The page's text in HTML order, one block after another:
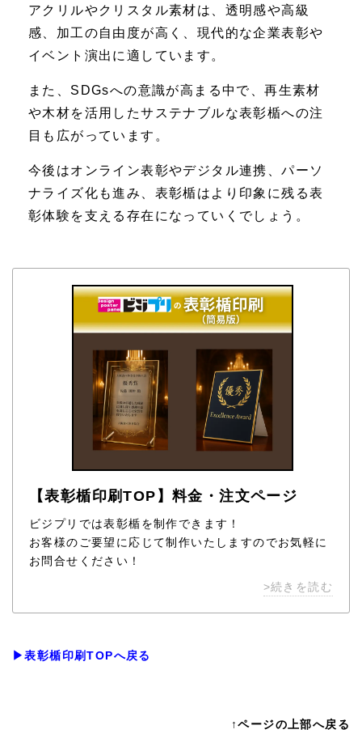
アクリルやクリスタル素材は、透明感や高級
感、加工の自由度が高く、現代的な企業表彰や
イベント演出に適しています。
また、SDGsへの意識が高まる中で、再生素材
や木材を活用したサステナブルな表彰楯への注
目も広がっています。
今後はオンライン表彰やデジタル連携、パーソ
ナライズ化も進み、表彰楯はより印象に残る表
彰体験を支える存在になっていくでしょう。
【表彰楯印刷TOP】料金・注文ページ
ビジプリでは表彰楯を制作できます！
お客様のご要望に応じて制作いたしますのでお気軽に
お問合せください！
>続きを読む
▶表彰楯印刷TOPへ戻る
↑ページの上部へ戻る